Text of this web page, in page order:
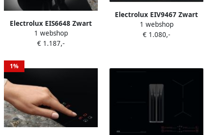
Electrolux EIS6648 Zwart
Ingebouwd 60 cm
Inductiekookplaat zones 4
1 webshop
€ 1.187,-
Electrolux EIV9467 Zwart
Ingebouwd Zone van
inductiekookplaat 6 zone(s)
1 webshop
€ 1.080,-
1%